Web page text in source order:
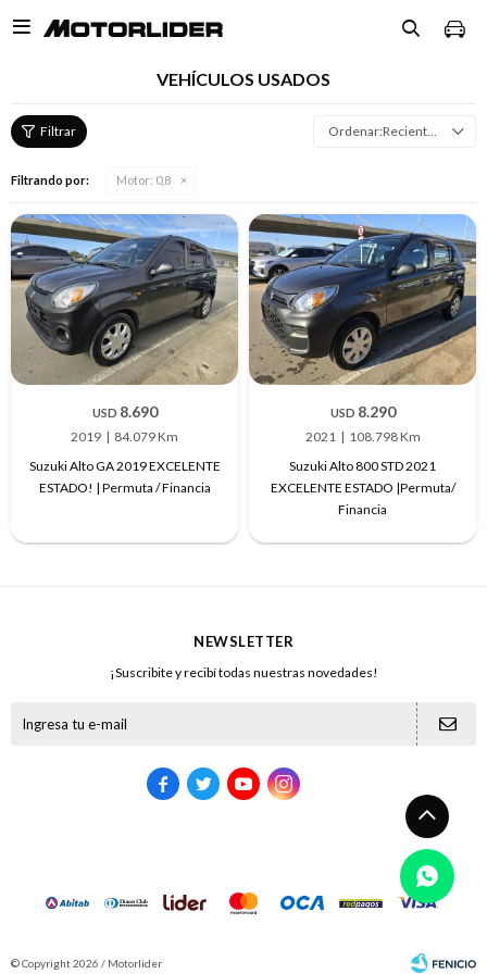

VEHÍCULOS USADOS
Recientes
Filtrando por: Motor: 0,8
USD 8.690
2019
84.079 Km
Suzuki Alto GA 2019 EXCELENTE
ESTADO! | Permuta / Financia
USD 8.290
2021
108.798 Km
Suzuki Alto 800 STD 2021
EXCELENTE ESTADO |Permuta/
Financia
NEWSLETTER
¡Suscribite y recibí todas nuestras novedades!
   
© Copyright 2026 / Motorlider